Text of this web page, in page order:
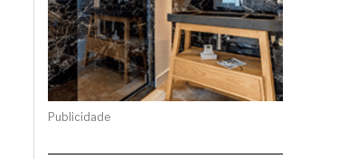
Publicidade